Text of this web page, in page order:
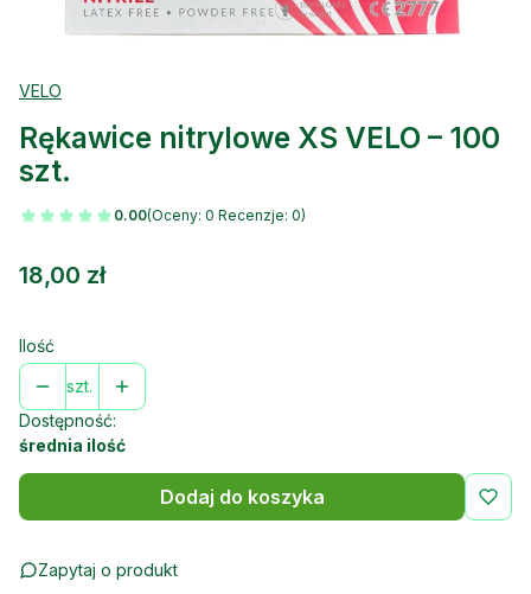
VELO
Rękawice nitrylowe XS VELO – 100
szt.
0.00(Oceny: 0 Recenzje: 0)
Cena
18,00 zł
Ilość
szt.
Dostępność:
średnia ilość
Dodaj do koszyka
Zapytaj o produkt